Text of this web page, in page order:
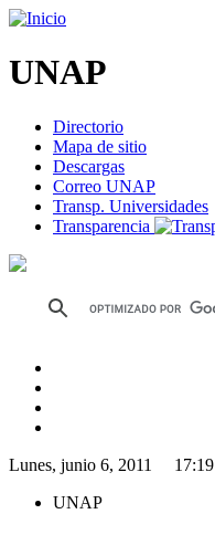
UNAP
Directorio
Mapa de sitio
Descargas
Correo UNAP
Transp. Universidades
Transparencia
Lunes, junio 6, 2011 17:19
UNAP